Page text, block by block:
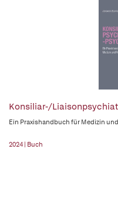
Konsiliar-/
Ein Praxishandbuch für Medizin
2024 | Buch